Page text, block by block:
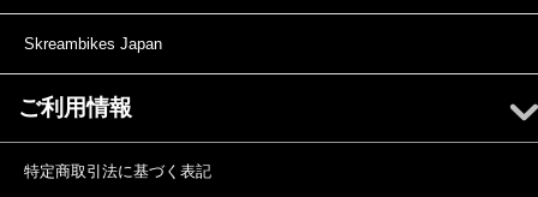
Skreambikes Japan
ご利用情報
特定商取引法に基づく表記